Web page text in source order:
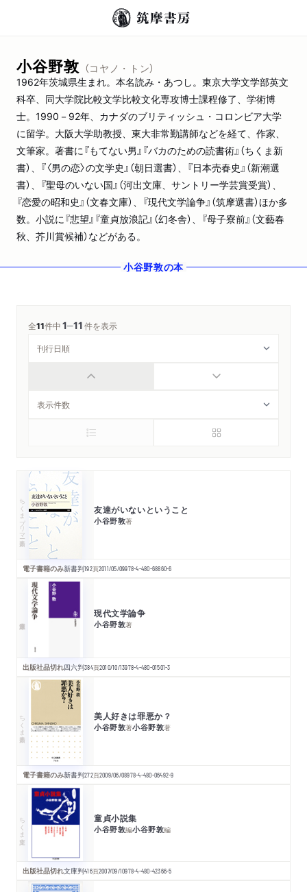
小谷野敦 （コヤノ・トン）
1962年茨城県生まれ。本名読み・あつし。東京大学文学部英文
科卒、同大学院比較文学比較文化専攻博士課程修了、学術博
士。1990－92年、カナダのブリティッシュ・コロンビア大学
に留学。大阪大学助教授、東大非常勤講師などを経て、作家、
文筆家。著書に『もてない男』『バカのための読書術』（ちくま新
書）、『〈男の恋〉の文学史』（朝日選書）、『日本売春史』（新潮選
書）、『聖母のいない国』（河出文庫、サントリー学芸賞受賞）、
『恋愛の昭和史』（文春文庫）、『現代文学論争』（筑摩選書）ほか多
数。小説に『悲望』『童貞放浪記』（幻冬舎）、『母子寮前』（文藝春
秋、芥川賞候補）などがある。
小谷野敦の本
全11件中1─11件を表示
ちくまプリマー新書 友達がいないということ
小谷野敦著
電子書籍のみ新書判192頁2011/05/09978-4-480-68860-6
現代文学論争
小谷野敦著
出版社品切れ四六判384頁2010/10/13978-4-480-01501-3
ちくま新書 美人好きは罪悪か？
小谷野敦著小谷野敦著
電子書籍のみ新書判272頁2009/06/08978-4-480-06492-9
ちくま文庫 童貞小説集
小谷野敦編小谷野敦編
出版社品切れ文庫判416頁2007/09/10978-4-480-42366-5